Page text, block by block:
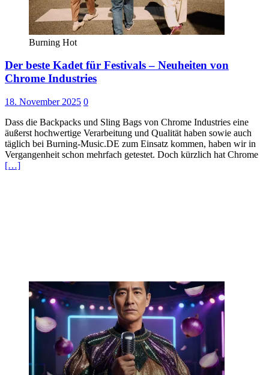
Burning Hot
Der beste Kadet für Festivals – Neuheiten von
Chrome Industries
18. November 2025 0
Dass die Backpacks und Sling Bags von Chrome Industries eine
äußerst hochwertige Verarbeitung und Qualität haben sowie auch
täglich bei Burning-Music.DE zum Einsatz kommen, haben wir in
Vergangenheit schon mehrfach getestet. Doch kürzlich hat Chrome
[…]